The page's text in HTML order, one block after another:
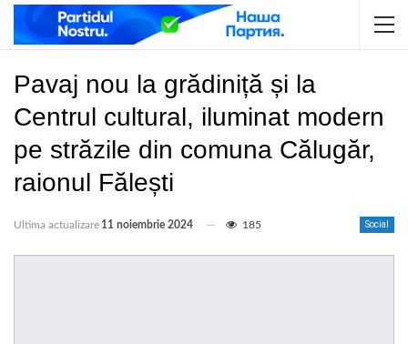
Pavaj nou la grădiniță și la
Centrul cultural, iluminat modern
pe străzile din comuna Călugăr,
raionul Fălești
Social
Ultima actualizare 11 noiembrie 2024 185